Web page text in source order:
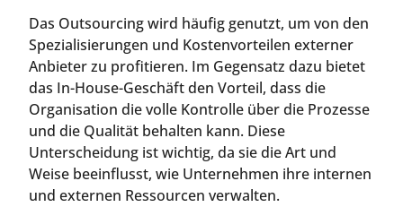
Das Outsourcing wird häufig genutzt, um von den
Spezialisierungen und Kostenvorteilen externer
Anbieter zu profitieren. Im Gegensatz dazu bietet
das In-House-Geschäft den Vorteil, dass die
Organisation die volle Kontrolle über die Prozesse
und die Qualität behalten kann. Diese
Unterscheidung ist wichtig, da sie die Art und
Weise beeinflusst, wie Unternehmen ihre internen
und externen Ressourcen verwalten.